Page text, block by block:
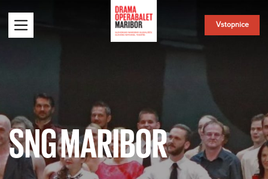
Vstopnice
SNG MARIBOR